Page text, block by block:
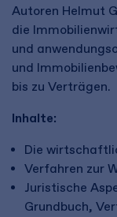
Autoren Helmut
die
und
und
bis zu Verträgen.
Inhalte:
Die
Verfahren zur
Juristische
Grundbuch,